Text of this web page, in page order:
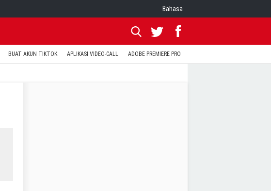
Bahasa
BUAT AKUN TIKTOK APLIKASI VIDEO-CALL ADOBE PREMIERE PRO